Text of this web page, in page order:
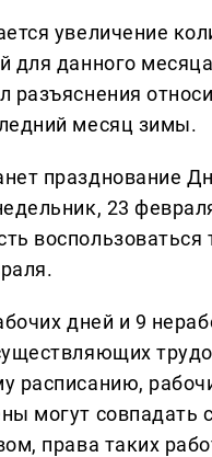
увеличение
для данного
месяц зимы.
празднование
23
дней и 9
расписанию,
могут
права таких